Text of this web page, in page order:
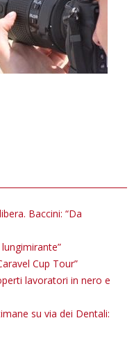
Baccini: “Da
Cup Tour”
lavoratori in nero e
su via dei Dentali: